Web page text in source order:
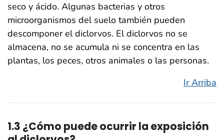
seco y ácido. Algunas bacterias y otros
microorganismos del suelo también pueden
descomponer el diclorvos. El diclorvos no se
almacena, no se acumula ni se concentra en las
plantas, los peces, otros animales o las personas.
Ir Arriba
1.3 ¿Cómo puede ocurrir la exposición